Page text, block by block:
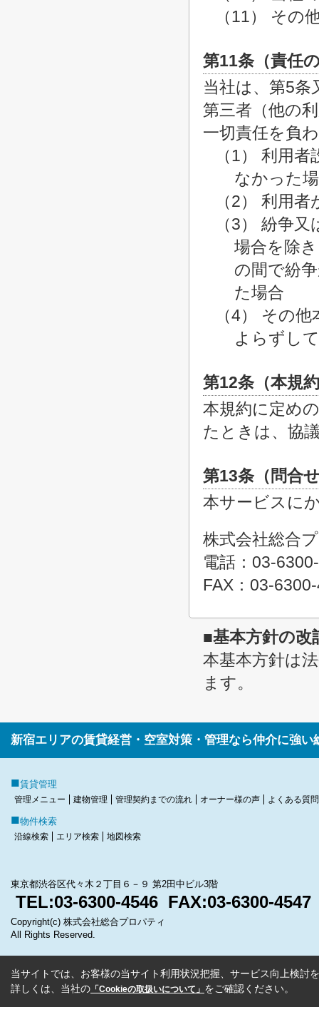
（11） その
第11条（責任
当社は、第5条
第三者（他の
一切責任を負
（1） 利用
なかった
（2） 利用
（3） 紛争
場合を除
の間で紛
た場合
（4） その
よらずし
第12条（本規
本規約に定め
たときは、協
第13条（問合
本サービスに
株式会社総合
電話：03-
FAX：03-
■基本方針の改
本基本方針は
ます。
新宿エリアの賃貸経営・空室対策・管理なら仲介に強
■賃貸管理
管理メニュー 建物管理 管理契約までの流れ オーナー様の声 よくある質問
■物件検索
沿線検索 エリア検索 地図検索
東京都渋谷区代々木２丁目６－９ 第2田中ビル3階
TEL:03-6300-4546 FAX:03-6300-4547
Copyright(c) 株式会社総合プロパティ
All Rights Reserved.
当サイトでは、お客様の当サイト利用状況把握、サービス向上検討
詳しくは、当社の 「Cookieの取扱いについて」 をご確認ください。